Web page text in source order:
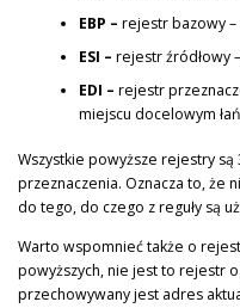
EBP – rejestr bazowy –
ESI – rejestr źródłowy
EDI – rejestr
miejscu docelowym
Wszystkie powyższe rejestry
przeznaczenia. Oznacza to, że
do tego, do czego z reguły są
Warto wspomnieć także o
powyższych, nie jest to rejestr
przechowywany jest adres